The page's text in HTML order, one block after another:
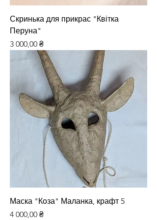
Скринька для прикрас "Квітка
Перуна"
Ціна
3 000,00 ₴
Маска "Коза" Маланка, крафт 5
Ціна
4 000,00 ₴